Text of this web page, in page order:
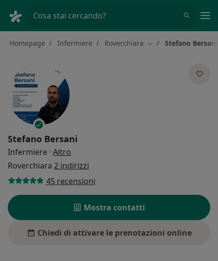
Cosa stai cercando?
Homepage Infermiere Roverchiara Cambia città
Stefano Bersani
Stefano Bersani
Infermiere · Altro
Roverchiara 2 indirizzi
45 recensioni
Mostra contatti
Chiedi di attivare le prenotazioni online